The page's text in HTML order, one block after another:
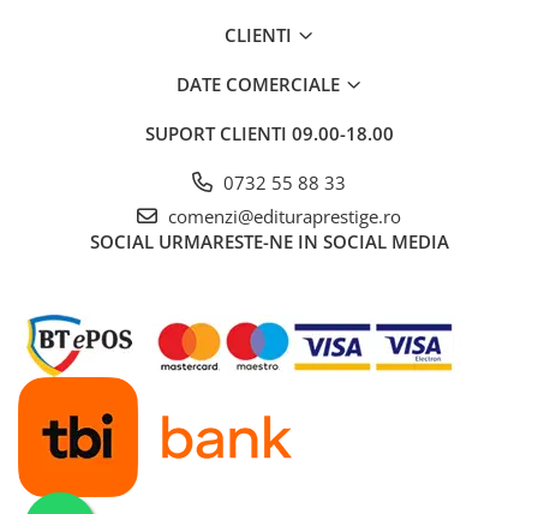
Literatura Romana
SF & Fantasy
Descopera lumea
Descopera si invata
Din ograda
Povesti pe roti
Primele notiuni
Carti de colorat
CLIENTI
DATE COMERCIALE
SUPORT CLIENTI 09.00-18.00
0732 55 88 33
comenzi@edituraprestige.ro
SOCIAL URMARESTE-NE IN SOCIAL MEDIA